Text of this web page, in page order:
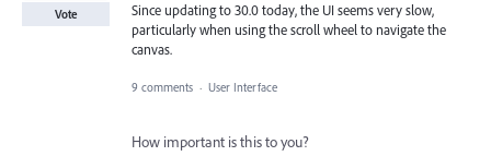
Since updating to 30.0 today, the UI seems very slow,
particularly when using the scroll wheel to navigate the
canvas.
Vote
9 comments · User Interface
How important is this to you?